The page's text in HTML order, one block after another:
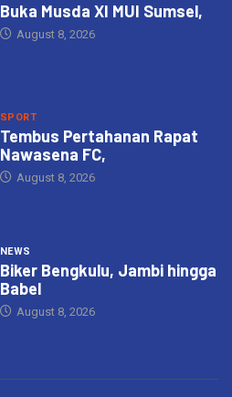
Buka Musda XI MUI Sumsel,
August 8, 2026
SPORT
Tembus Pertahanan Rapat
Nawasena FC,
August 8, 2026
NEWS
Biker Bengkulu, Jambi hingga
Babel
August 8, 2026